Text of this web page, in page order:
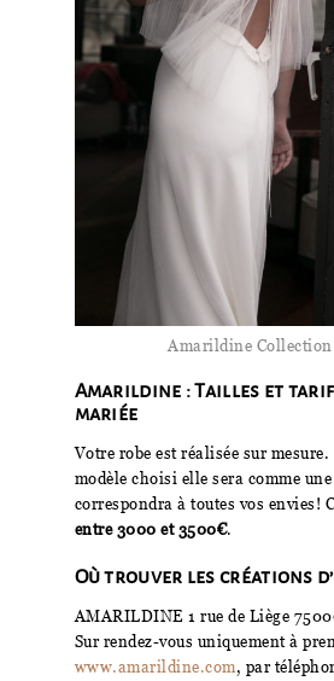
Amarildine Collection
Amarildine : Tailles et
mariée
Votre robe est réalisée sur
modèle choisi elle sera comme une
correspondra à toutes vos envies!
entre 3000 et 3500€.
Où trouver les créations
AMARILDINE 1 rue de Liège
Sur rendez-vous uniquement à
www.amarildine.com, par